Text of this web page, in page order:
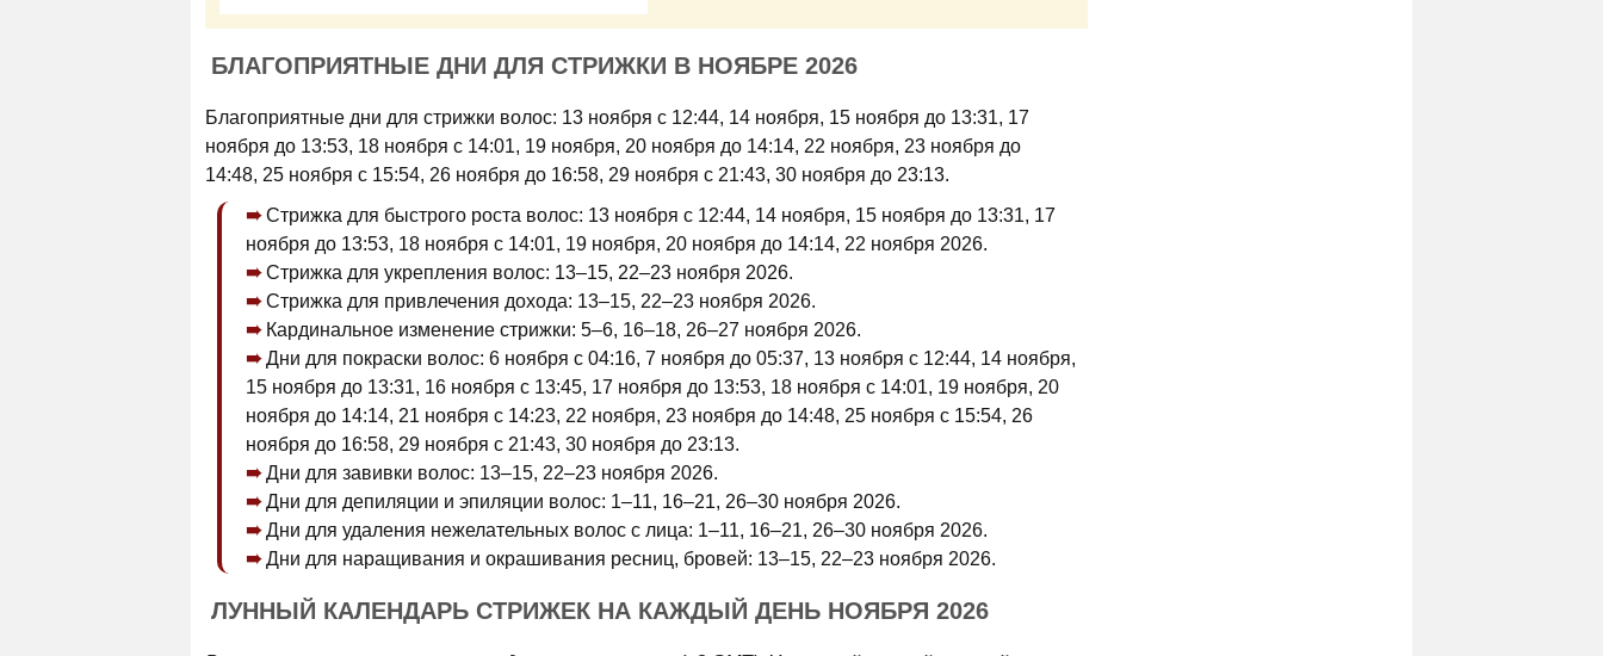
БЛАГОПРИЯТНЫЕ ДНИ ДЛЯ СТРИЖКИ В НОЯБРЕ 2026
Благоприятные дни для стрижки волос: 13 ноября с 12:44, 14 ноября, 15 ноября до 13:31, 17
ноября до 13:53, 18 ноября с 14:01, 19 ноября, 20 ноября до 14:14, 22 ноября, 23 ноября до
14:48, 25 ноября с 15:54, 26 ноября до 16:58, 29 ноября с 21:43, 30 ноября до 23:13.
Стрижка для быстрого роста волос: 13 ноября с 12:44, 14 ноября, 15 ноября до 13:31, 17
ноября до 13:53, 18 ноября с 14:01, 19 ноября, 20 ноября до 14:14, 22 ноября 2026.
Стрижка для укрепления волос: 13–15, 22–23 ноября 2026.
Стрижка для привлечения дохода: 13–15, 22–23 ноября 2026.
Кардинальное изменение стрижки: 5–6, 16–18, 26–27 ноября 2026.
Дни для покраски волос: 6 ноября с 04:16, 7 ноября до 05:37, 13 ноября с 12:44, 14 ноября,
15 ноября до 13:31, 16 ноября с 13:45, 17 ноября до 13:53, 18 ноября с 14:01, 19 ноября, 20
ноября до 14:14, 21 ноября с 14:23, 22 ноября, 23 ноября до 14:48, 25 ноября с 15:54, 26
ноября до 16:58, 29 ноября с 21:43, 30 ноября до 23:13.
Дни для завивки волос: 13–15, 22–23 ноября 2026.
Дни для депиляции и эпиляции волос: 1–11, 16–21, 26–30 ноября 2026.
Дни для удаления нежелательных волос с лица: 1–11, 16–21, 26–30 ноября 2026.
Дни для наращивания и окрашивания ресниц, бровей: 13–15, 22–23 ноября 2026.
ЛУННЫЙ КАЛЕНДАРЬ СТРИЖЕК НА КАЖДЫЙ ДЕНЬ НОЯБРЯ 2026